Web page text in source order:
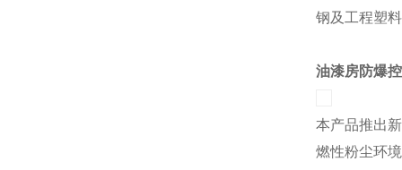
钢及工程塑
油漆房防爆
本产品推出
燃性粉尘环